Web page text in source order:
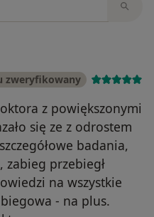
zweryfikowany
z powiększonymi
się ze z odrostem
badania,
zabieg przebiegł
na wszystkie
- na plus.